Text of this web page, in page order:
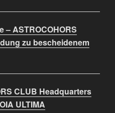
– ASTROCOHORS
zu bescheidenem
CLUB Headquarters
ULTIMA